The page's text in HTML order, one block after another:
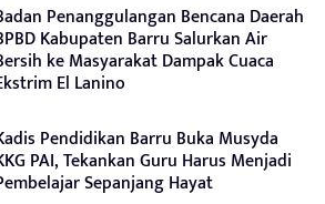
Penanggulangan Bencana Daerah
Kabupaten Barru Salurkan Air
ke Masyarakat Dampak Cuaca
El Lanino
Pendidikan Barru Buka Musyda
PAI, Tekankan Guru Harus Menjadi
Sepanjang Hayat